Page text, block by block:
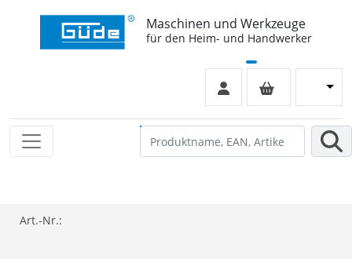
Maschinen und Werkzeuge
für den Heim- und Handwerker
Art.-Nr.: